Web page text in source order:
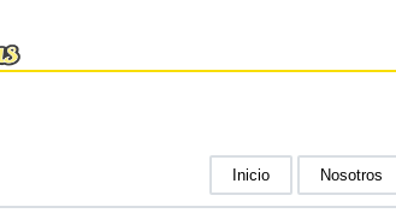
Inicio Nosotros